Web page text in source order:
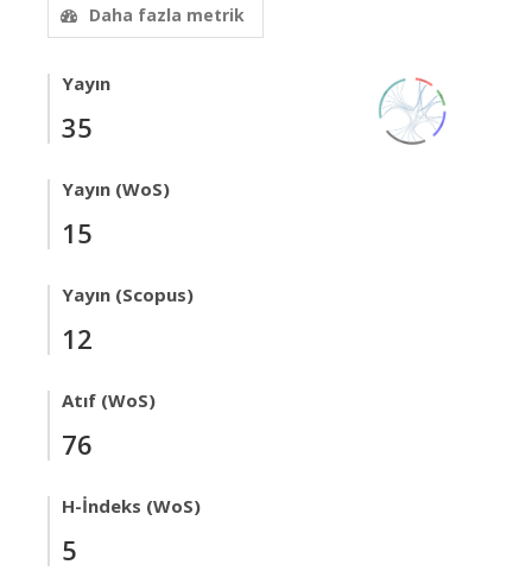
Daha fazla metrik
Yayın
35
Yayın (WoS)
15
Yayın (Scopus)
12
Atıf (WoS)
76
H-İndeks (WoS)
5